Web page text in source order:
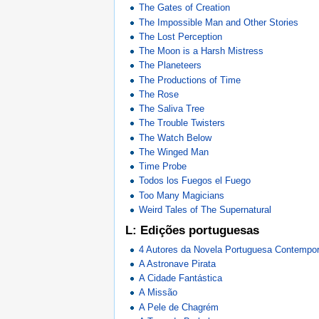
The Gates of Creation
The Impossible Man and Other Stories
The Lost Perception
The Moon is a Harsh Mistress
The Planeteers
The Productions of Time
The Rose
The Saliva Tree
The Trouble Twisters
The Watch Below
The Winged Man
Time Probe
Todos los Fuegos el Fuego
Too Many Magicians
Weird Tales of The Supernatural
L: Edições portuguesas
4 Autores da Novela Portuguesa
A Astronave Pirata
A Cidade Fantástica
A Missão
A Pele de Chagrém